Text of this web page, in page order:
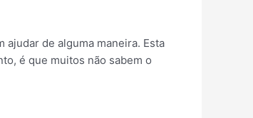
de alguma maneira. Esta
é que muitos não sabem o